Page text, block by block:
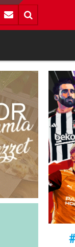
Koper ve